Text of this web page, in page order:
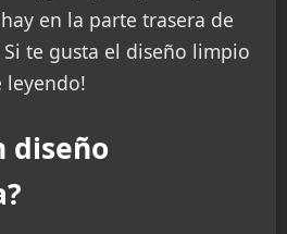
en la parte trasera de
te gusta el diseño limpio
leyendo!
diseño